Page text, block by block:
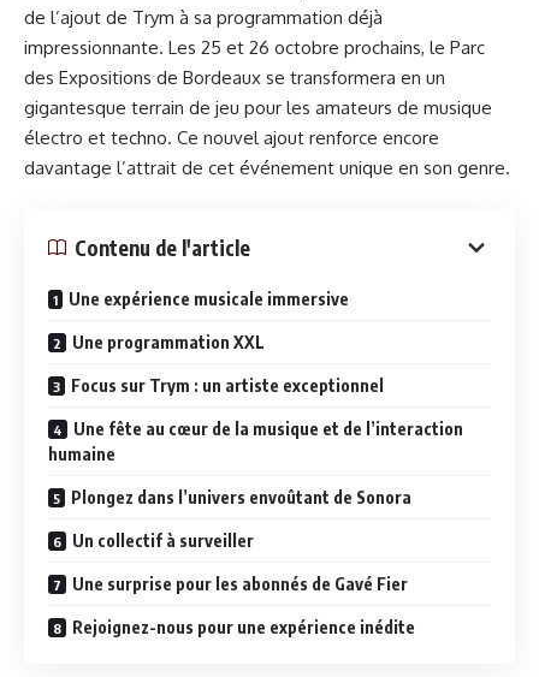
de l’ajout de Trym à sa programmation déjà
impressionnante. Les 25 et 26 octobre prochains, le Parc
des Expositions de Bordeaux se transformera en un
gigantesque terrain de jeu pour les amateurs de musique
électro et techno. Ce nouvel ajout renforce encore
davantage l’attrait de cet événement unique en son genre.
Contenu de l'article
Une expérience musicale immersive
Une programmation XXL
Focus sur Trym : un artiste exceptionnel
Une fête au cœur de la musique et de l’interaction
humaine
Plongez dans l’univers envoûtant de Sonora
Un collectif à surveiller
Une surprise pour les abonnés de Gavé Fier
Rejoignez-nous pour une expérience inédite